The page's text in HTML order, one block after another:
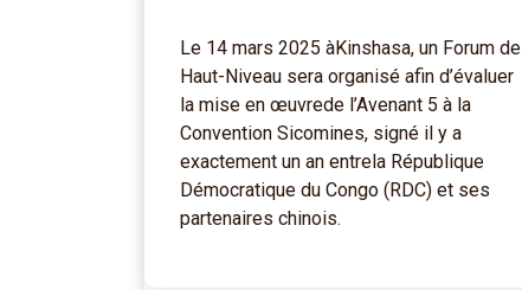
Le 14 mars 2025 àKinshasa, un Forum de
Haut-Niveau sera organisé afin d’évaluer
la mise en œuvrede l’Avenant 5 à la
Convention Sicomines, signé il y a
exactement un an entrela République
Démocratique du Congo (RDC) et ses
partenaires chinois.